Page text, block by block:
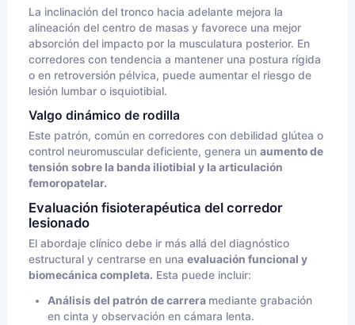
La inclinación del tronco hacia adelante mejora la
alineación del centro de masas y favorece una mejor
absorción del impacto por la musculatura posterior. En
corredores con tendencia a mantener una postura rígida
o en retroversión pélvica, puede aumentar el riesgo de
lesión lumbar o isquiotibial.
Valgo dinámico de rodilla
Este patrón, común en corredores con debilidad glútea o
control neuromuscular deficiente, genera un aumento de
tensión sobre la banda iliotibial y la articulación
femoropatelar.
Evaluación fisioterapéutica del corredor
lesionado
El abordaje clínico debe ir más allá del diagnóstico
estructural y centrarse en una evaluación funcional y
biomecánica completa. Esta puede incluir:
Análisis del patrón de carrera mediante grabación
en cinta y observación en cámara lenta.